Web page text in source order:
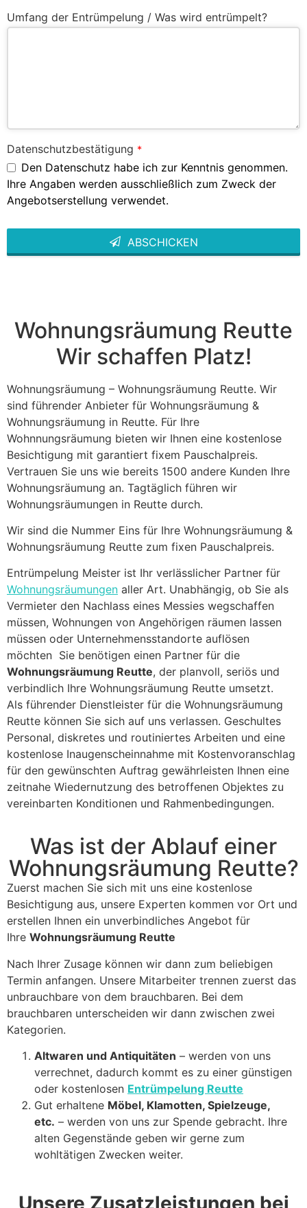
Umfang der Entrümpelung / Was wird entrümpelt?
Datenschutzbestätigung *
Den Datenschutz habe ich zur Kenntnis genommen.
Ihre Angaben werden ausschließlich zum Zweck der
Angebotserstellung verwendet.
ABSCHICKEN
Wohnungsräumung Reutte
Wir schaffen Platz!
Wohnungsräumung – Wohnungsräumung Reutte. Wir
sind führender Anbieter für Wohnungsräumung &
Wohnungsräumung in Reutte. Für Ihre
Wohnnungsräumung bieten wir Ihnen eine kostenlose
Besichtigung mit garantiert fixem Pauschalpreis.
Vertrauen Sie uns wie bereits 1500 andere Kunden Ihre
Wohnungsräumung an. Tagtäglich führen wir
Wohnungsräumungen in Reutte durch.
Wir sind die Nummer Eins für Ihre Wohnungsräumung &
Wohnungsräumung Reutte zum fixen Pauschalpreis.
Entrümpelung Meister ist Ihr verlässlicher Partner für
Wohnungsräumungen aller Art. Unabhängig, ob Sie als
Vermieter den Nachlass eines Messies wegschaffen
müssen, Wohnungen von Angehörigen räumen lassen
müssen oder Unternehmensstandorte auflösen
möchten Sie benötigen einen Partner für die
Wohnungsräumung Reutte, der planvoll, seriös und
verbindlich Ihre Wohnungsräumung Reutte umsetzt.
Als führender Dienstleister für die Wohnungsräumung
Reutte können Sie sich auf uns verlassen. Geschultes
Personal, diskretes und routiniertes Arbeiten und eine
kostenlose Inaugenscheinnahme mit Kostenvoranschlag
für den gewünschten Auftrag gewährleisten Ihnen eine
zeitnahe Wiedernutzung des betroffenen Objektes zu
vereinbarten Konditionen und Rahmenbedingungen.
Was ist der Ablauf einer
Wohnungsräumung Reutte?
Zuerst machen Sie sich mit uns eine kostenlose
Besichtigung aus, unsere Experten kommen vor Ort und
erstellen Ihnen ein unverbindliches Angebot für
Ihre Wohnungsräumung Reutte
Nach Ihrer Zusage können wir dann zum beliebigen
Termin anfangen. Unsere Mitarbeiter trennen zuerst das
unbrauchbare von dem brauchbaren. Bei dem
brauchbaren unterscheiden wir dann zwischen zwei
Kategorien.
Altwaren und Antiquitäten – werden von uns
verrechnet, dadurch kommt es zu einer günstigen
oder kostenlosen Entrümpelung Reutte
Gut erhaltene Möbel, Klamotten, Spielzeuge,
etc. – werden von uns zur Spende gebracht. Ihre
alten Gegenstände geben wir gerne zum
wohltätigen Zwecken weiter.